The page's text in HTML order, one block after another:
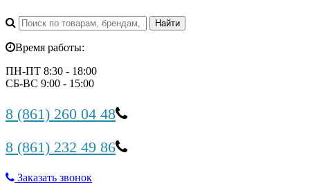
Время работы:
ПН-ПТ 8:30 - 18:00
СБ-ВС 9:00 - 15:00
8 (861) 260 04 48
8 (861) 232 49 86
Заказать звонок